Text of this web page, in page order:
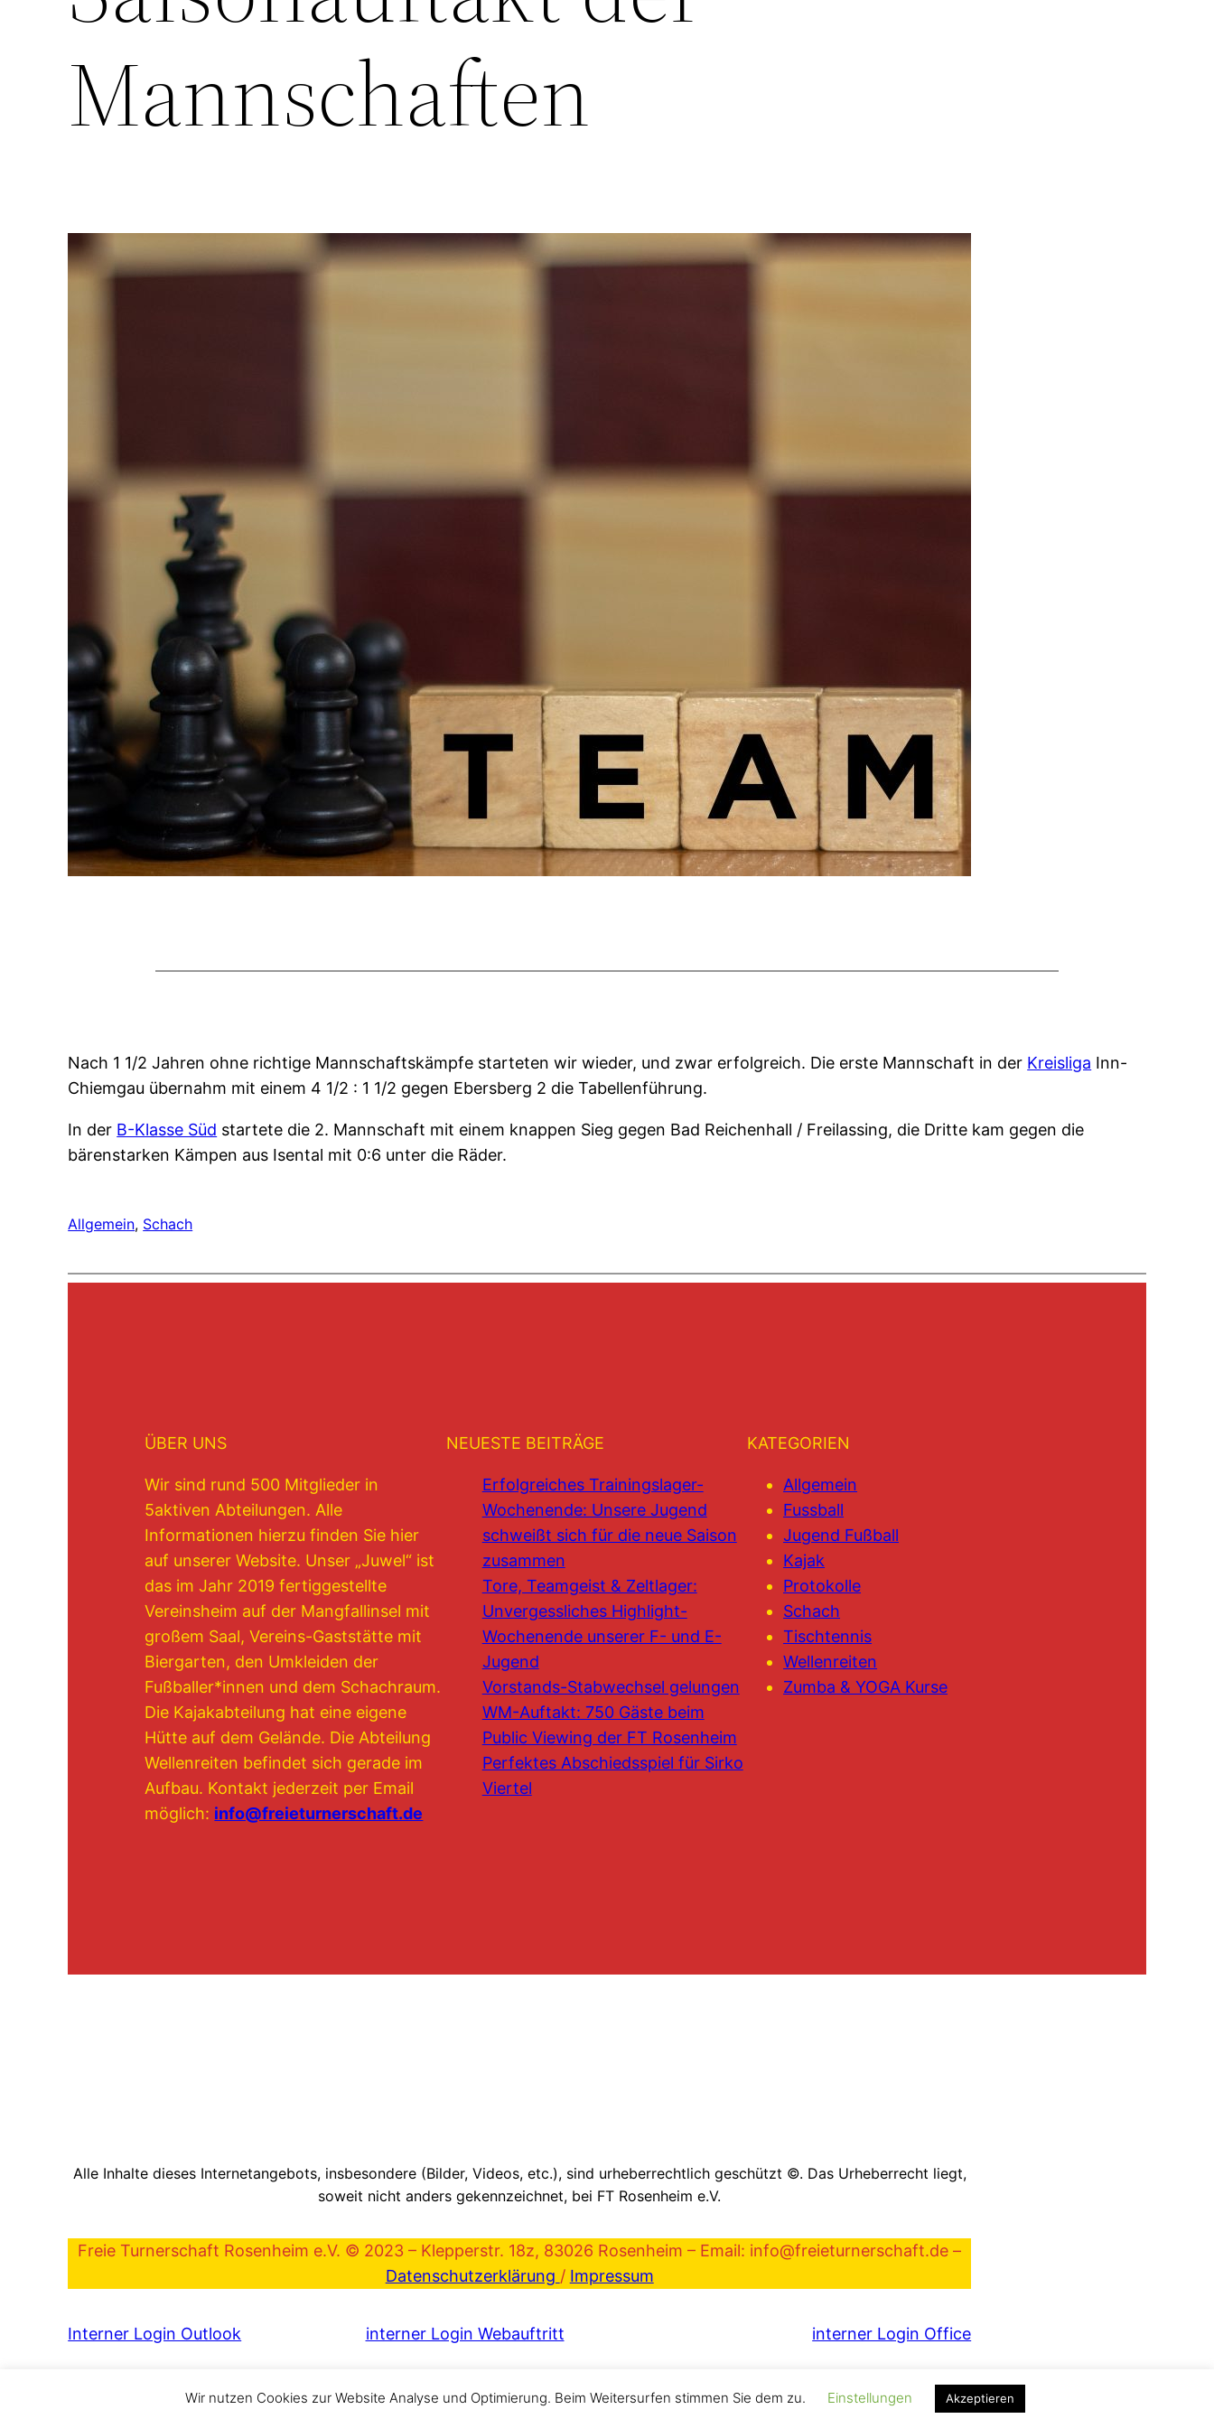
Mannschaften
Nach 1 1/2 Jahren ohne richtige Mannschaftskämpfe starteten wir wieder, und zwar erfolgreich. Die erste Mannschaft in der Kreisliga Inn-
Chiemgau übernahm mit einem 4 1/2 : 1 1/2 gegen Ebersberg 2 die Tabellenführung.
In der B-Klasse Süd startete die 2. Mannschaft mit einem knappen Sieg gegen Bad Reichenhall / Freilassing, die Dritte kam gegen die
bärenstarken Kämpen aus Isental mit 0:6 unter die Räder.
Allgemein, Schach
ÜBER UNS
Wir sind rund 500 Mitglieder in
5aktiven Abteilungen. Alle
Informationen hierzu finden Sie hier
auf unserer Website. Unser „Juwel“ ist
das im Jahr 2019 fertiggestellte
Vereinsheim auf der Mangfallinsel mit
großem Saal, Vereins-Gaststätte mit
Biergarten, den Umkleiden der
Fußballer*innen und dem Schachraum.
Die Kajakabteilung hat eine eigene
Hütte auf dem Gelände. Die Abteilung
Wellenreiten befindet sich gerade im
Aufbau. Kontakt jederzeit per Email
möglich: info@freieturnerschaft.de
NEUESTE BEITRÄGE
Erfolgreiches Trainingslager-
Wochenende: Unsere Jugend
schweißt sich für die neue Saison
zusammen
Tore, Teamgeist & Zeltlager:
Unvergessliches Highlight-
Wochenende unserer F- und E-
Jugend
Vorstands-Stabwechsel gelungen
WM-Auftakt: 750 Gäste beim
Public Viewing der FT Rosenheim
Perfektes Abschiedsspiel für Sirko
Viertel
KATEGORIEN
Allgemein
Fussball
Jugend Fußball
Kajak
Protokolle
Schach
Tischtennis
Wellenreiten
Zumba & YOGA Kurse
Alle Inhalte dieses Internetangebots, insbesondere (Bilder, Videos, etc.), sind urheberrechtlich geschützt ©. Das Urheberrecht liegt,
soweit nicht anders gekennzeichnet, bei FT Rosenheim e.V.
Freie Turnerschaft Rosenheim e.V. © 2023 – Klepperstr. 18z, 83026 Rosenheim – Email: info@freieturnerschaft.de –
Datenschutzerklärung / Impressum
Interner Login Outlook interner Login Webauftritt interner Login Office
Wir nutzen Cookies zur Website Analyse und Optimierung. Beim Weitersurfen stimmen Sie dem zu. Einstellungen Akzeptieren